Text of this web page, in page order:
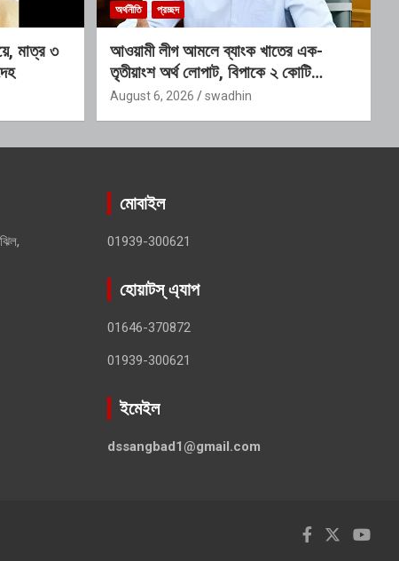
মাত্র ৩
অর্থনীতি প্রচ্ছদ
আওয়ামী লীগ আমলে ব্যাংক খাতের এক-
তৃতীয়াংশ অর্থ লোপাট, বিপাকে ২ কোটি
আমানতকারী: গভর্নর
August 6, 2026 swadhin
মোবাইল
01939-300621
হোয়াটস্ এ্যাপ
01646-370872
01939-300621
ইমেইল
dssangbad1@gmail.com